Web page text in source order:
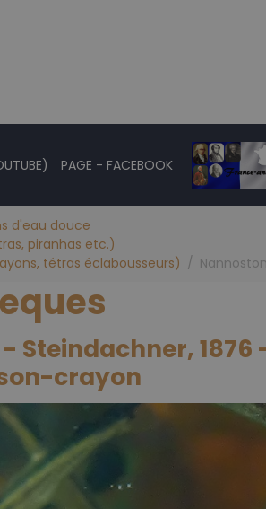
PAGE - FACEBOOK
d'eau douce
piranhas etc.)
tétras éclabousseurs)
Steindachner, 1876
crayon